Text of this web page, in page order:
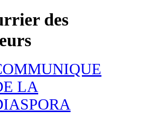
des
LA